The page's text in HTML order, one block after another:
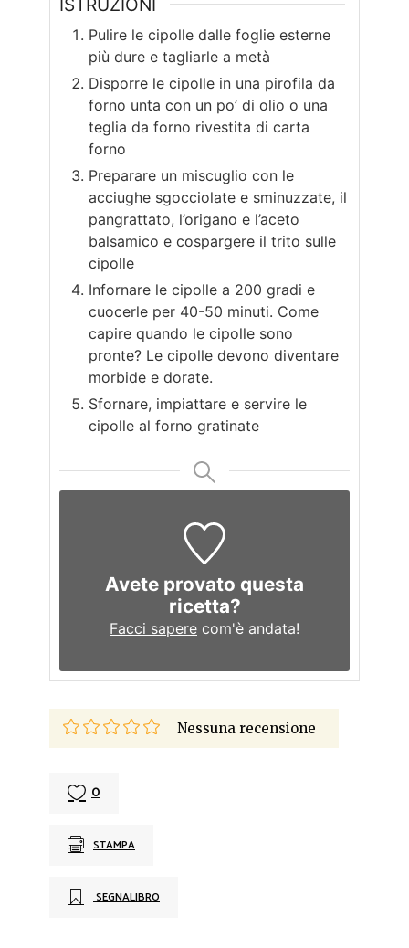
Pulire le cipolle dalle foglie esterne
più dure e tagliarle a metà
Disporre le cipolle in una pirofila da
forno unta con un po’ di olio o una
teglia da forno rivestita di carta
forno
Preparare un miscuglio con le
acciughe sgocciolate e sminuzzate, il
pangrattato, l’origano e l’aceto
balsamico e cospargere il trito sulle
cipolle
Infornare le cipolle a 200 gradi e
cuocerle per 40-50 minuti. Come
capire quando le cipolle sono
pronte? Le cipolle devono diventare
morbide e dorate.
Sfornare, impiattare e servire le
cipolle al forno gratinate
Avete provato questa
ricetta?
Facci sapere com'è andata!
Nessuna recensione
0
STAMPA
SEGNALIBRO